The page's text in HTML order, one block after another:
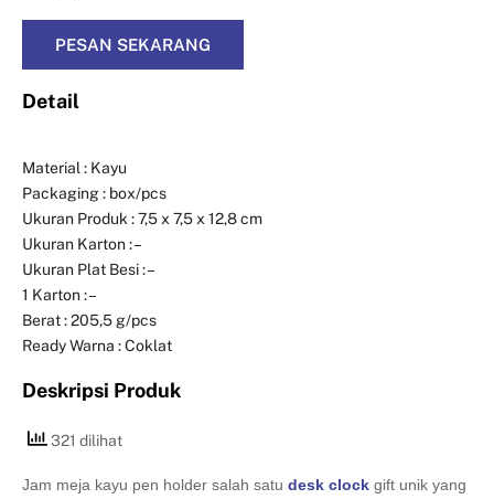
PESAN SEKARANG
Detail
Material : Kayu
Packaging : box/pcs
Ukuran Produk : 7,5 x 7,5 x 12,8 cm
Ukuran Karton : –
Ukuran Plat Besi : –
1 Karton : –
Berat : 205,5 g/pcs
Ready Warna : Coklat
Deskripsi Produk
321 dilihat
Jam meja kayu pen holder salah satu desk clock gift unik yang